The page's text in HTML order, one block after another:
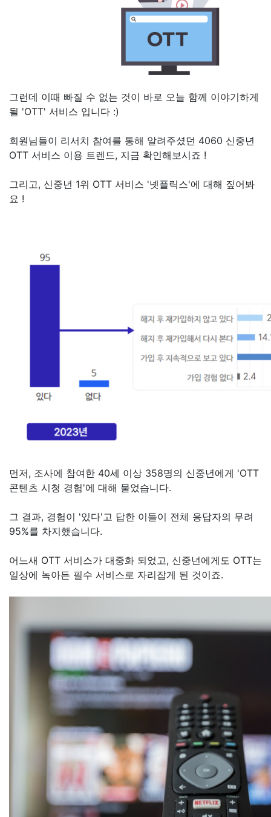
그런데 이때 빠질 수 없는 것이 바로 오늘 함께 이야기하게
될 'OTT' 서비스 입니다 :)
회원님들이 리서치 참여를 통해 알려주셨던 4060 신중년
OTT 서비스 이용 트렌드, 지금 확인해보시죠 !
그리고, 신중년 1위 OTT 서비스 '넷플릭스'에 대해 짚어봐
요 !
먼저, 조사에 참여한 40세 이상 358명의 신중년에게 'OTT
콘텐츠 시청 경험'에 대해 물었습니다.
그 결과, 경험이 '있다'고 답한 이들이 전체 응답자의 무려
95%를 차지했습니다.
어느새 OTT 서비스가 대중화 되었고, 신중년에게도 OTT는
일상에 녹아든 필수 서비스로 자리잡게 된 것이죠.